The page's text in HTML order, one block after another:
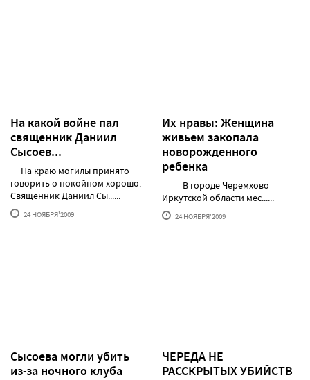
На какой войне пал
священник Даниил
Сысоев...
На краю могилы принято
говорить о покойном хорошо.
Священник Даниил Сы......
24 НОЯБРЯ'2009
Их нравы: Женщина
живьем закопала
новорожденного
ребенка
В городе Черемхово
Иркутской области мес......
24 НОЯБРЯ'2009
Сысоева могли убить
из-за ночного клуба
ЧЕРЕДА НЕ
РАССКРЫТЫХ УБИЙСТВ